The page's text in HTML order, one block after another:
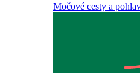
Močové cesty a